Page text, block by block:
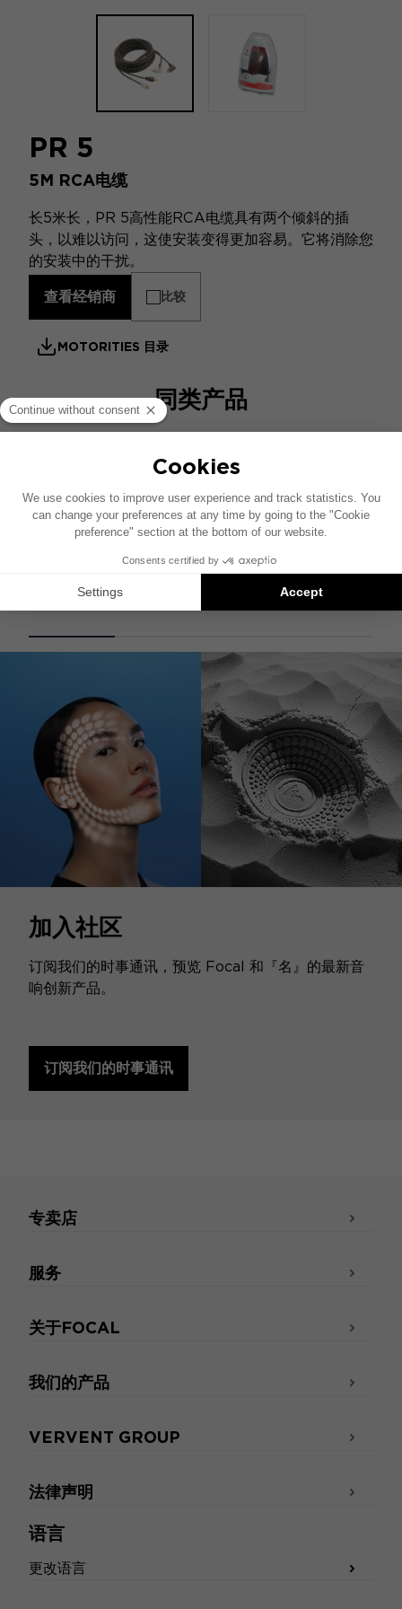
PR 5
5M RCA电缆
长5米长，PR 5高性能RCA电缆具有两个倾斜的插
头，以难以访问，这使安装变得更加容易。它将消除您
的安装中的干扰。
查看经销商 比较
MOTORITIES 目录
同类产品
ES 15
加入社区
订阅我们的时事通讯，预览 Focal 和『名』的最新音
响创新产品。
订阅我们的时事通讯
语言
更改语言
专卖店
服务
关于FOCAL
我们的产品
VERVENT GROUP
法律声明